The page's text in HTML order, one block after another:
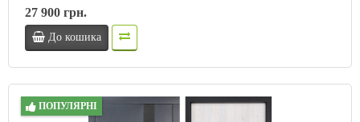
27 900 грн.
До кошика
ПОПУЛЯРНІ